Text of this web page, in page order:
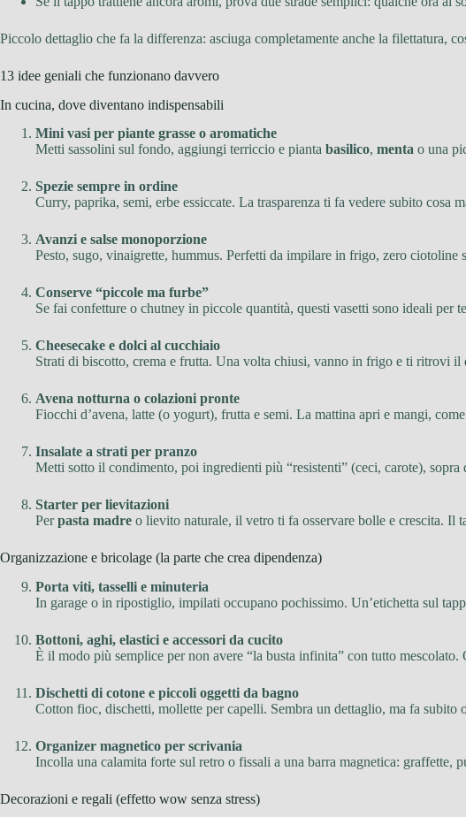
Piccolo dettaglio che fa la differenza: asciuga completamente anche la filettatura,
13 idee geniali che funzionano davvero
In cucina, dove diventano indispensabili
Mini vasi per piante grasse o aromatiche
Metti sassolini sul fondo, aggiungi terriccio e pianta basilico, menta o una
Spezie sempre in ordine
Curry, paprika, semi, erbe essiccate. La trasparenza ti fa vedere subito cosa
Avanzi e salse monoporzione
Pesto, sugo, vinaigrette, hummus. Perfetti da impilare in frigo, zero ciotoline
Conserve “piccole ma furbe”
Se fai confetture o chutney in piccole quantità, questi vasetti sono ideali per
Cheesecake e dolci al cucchiaio
Strati di biscotto, crema e frutta. Una volta chiusi, vanno in frigo e ti ritrovi il
Avena notturna o colazioni pronte
Fiocchi d’avena, latte (o yogurt), frutta e semi. La mattina apri e mangi,
Insalate a strati per pranzo
Metti sotto il condimento, poi ingredienti più “resistenti” (ceci, carote),
Starter per lievitazioni
Perpasta madre o lievito naturale, il vetro ti fa osservare bolle e crescita. Il
Organizzazione e bricolage (la parte che crea dipendenza)
Porta viti, tasselli e minuteria
In garage o in ripostiglio, impilati occupano pochissimo. Un’etichetta sul
Bottoni, aghi, elastici e accessori da cucito
È il modo più semplice per non avere “la busta infinita” con tutto mescolato.
Dischetti di cotone e piccoli oggetti da bagno
Cotton fioc, dischetti, mollette per capelli. Sembra un dettaglio, ma fa subito
Organizer magnetico per scrivania
Incolla una calamita forte sul retro o fissali a una barra magnetica: graffette,
Decorazioni e regali (effetto wow senza stress)